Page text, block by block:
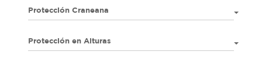
Protección Craneana
Protección en Alturas